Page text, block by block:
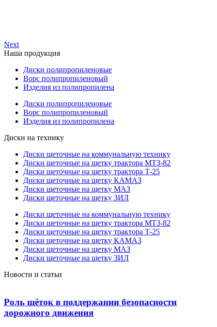
Next
Наша продукция
Диски полипропиленовые
Ворс полипропиленовый
Изделия из полипропилена
Диски полипропиленовые
Ворс полипропиленовый
Изделия из полипропилена
Диски на технику
Диски щеточные на коммунальную технику
Диски щеточные на щетку трактора МТЗ-82
Диски щеточные на щетку трактора Т-25
Диски щеточные на щетку КАМАЗ
Диски щеточные на щетку МАЗ
Диски щеточные на щетку ЗИЛ
Диски щеточные на коммунальную технику
Диски щеточные на щетку трактора МТЗ-82
Диски щеточные на щетку трактора Т-25
Диски щеточные на щетку КАМАЗ
Диски щеточные на щетку МАЗ
Диски щеточные на щетку ЗИЛ
Новости и статьи
Роль щёток в поддержании безопасности
дорожного движения